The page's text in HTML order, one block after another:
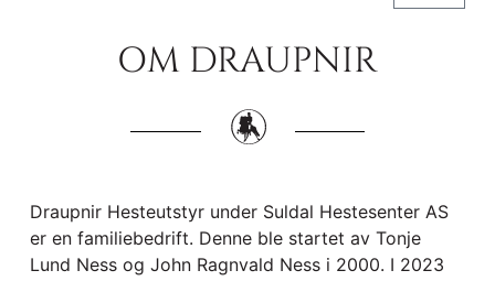
OM DRAUPNIR
Draupnir Hesteutstyr under Suldal Hestesenter AS
er en familiebedrift. Denne ble startet av Tonje
Lund Ness og John Ragnvald Ness i 2000. I 2023